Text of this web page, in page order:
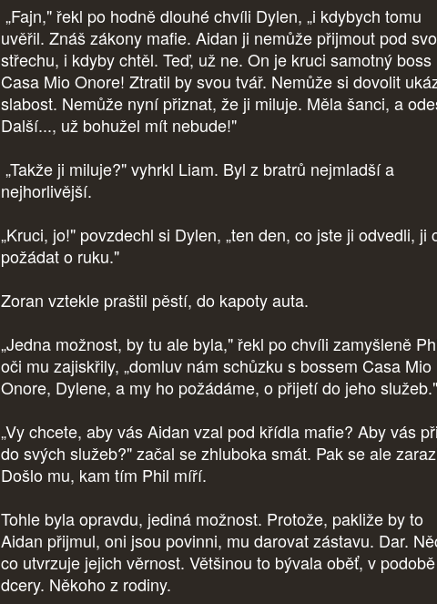
„Fajn," řekl po hodně dlouhé chvíli Dylen, „i kdybych tomu
uvěřil. Znáš zákony mafie. Aidan ji nemůže přijmout pod
střechu, i kdyby chtěl. Teď, už ne. On je kruci samotný boss
Casa Mio Onore! Ztratil by svou tvář. Nemůže si dovolit
slabost. Nemůže nyní přiznat, že ji miluje. Měla šanci, a
Další..., už bohužel mít nebude!"
„Takže ji miluje?" vyhrkl Liam. Byl z bratrů nejmladší a
nejhorlivější.
„Kruci, jo!" povzdechl si Dylen, „ten den, co jste ji odvedli, ji
požádat o ruku."
Zoran vztekle praštil pěstí, do kapoty auta.
„Jedna možnost, by tu ale byla," řekl po chvíli zamyšleně
oči mu zajiskřily, „domluv nám schůzku s bossem Casa Mio
Onore, Dylene, a my ho požádáme, o přijetí do jeho služeb."
„Vy chcete, aby vás Aidan vzal pod křídla mafie? Aby vás
do svých služeb?" začal se zhluboka smát. Pak se ale
Došlo mu, kam tím Phil míří.
Tohle byla opravdu, jediná možnost. Protože, pakliže by to
Aidan přijmul, oni jsou povinni, mu darovat zástavu. Dar.
co utvrzuje jejich věrnost. Většinou to bývala oběť, v podobě
dcery. Někoho z rodiny.